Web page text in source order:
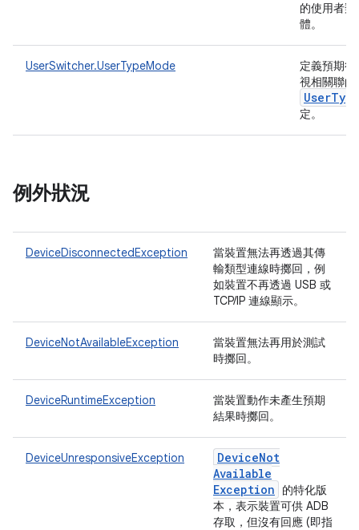
的使用者類
體。
UserSwitcher.UserTypeMode
定義預期行
視相關聯的
UserType
定。
例外狀況
DeviceDisconnectedException
當裝置無法再透過其傳
輸類型連線時擲回，例
如裝置不再透過 USB 或
TCP/IP 連線顯示。
DeviceNotAvailableException
當裝置無法再用於測試
時擲回。
DeviceRuntimeException
當裝置動作未產生預期
結果時擲回。
DeviceUnresponsiveException DeviceNot
Available
Exception
的特化版
本，表示裝置可供 ADB
存取，但沒有回應 (即指